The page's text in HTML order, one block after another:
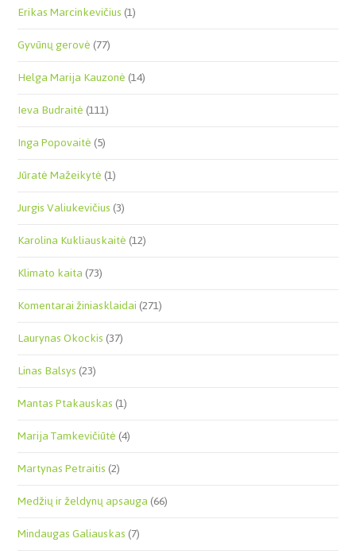
Erikas Marcinkevičius(1)
Gyvūnų gerovė(77)
Helga Marija Kauzonė(14)
Ieva Budraitė(111)
Inga Popovaitė(5)
Jūratė Mažeikytė(1)
Jurgis Valiukevičius(3)
Karolina Kukliauskaitė(12)
Klimato kaita(73)
Komentarai žiniasklaidai(271)
Laurynas Okockis(37)
Linas Balsys(23)
Mantas Ptakauskas(1)
Marija Tamkevičiūtė(4)
Martynas Petraitis(2)
Medžių ir želdynų apsauga(66)
Mindaugas Galiauskas(7)